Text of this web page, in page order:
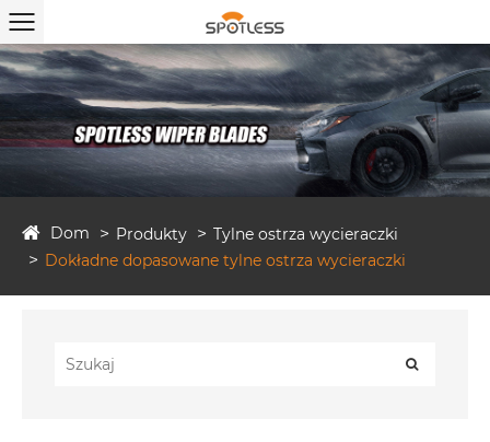
Dom Produkty
Tylne ostrza wycieraczki
Dokładne dopasowane tylne ostrza wycieraczki